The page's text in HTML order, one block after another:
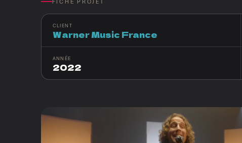
CLIENT
Warner Music France
ANNÉE
2022